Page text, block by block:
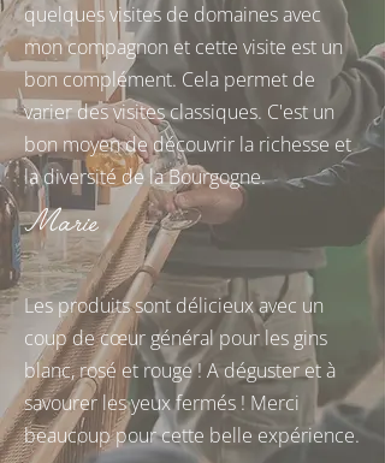
quelques visites de domaines avec
mon compagnon et cette visite est un
bon complément. Cela permet de
varier des visites classiques. C'est un
bon moyen de découvrir la richesse et
la diversité de la Bourgogne.
Marie
Les produits sont délicieux avec un
coup de cœur général pour les gins
blanc, rosé et rouge ! A déguster et à
savourer les yeux fermés ! Merci
beaucoup pour cette belle expérience.